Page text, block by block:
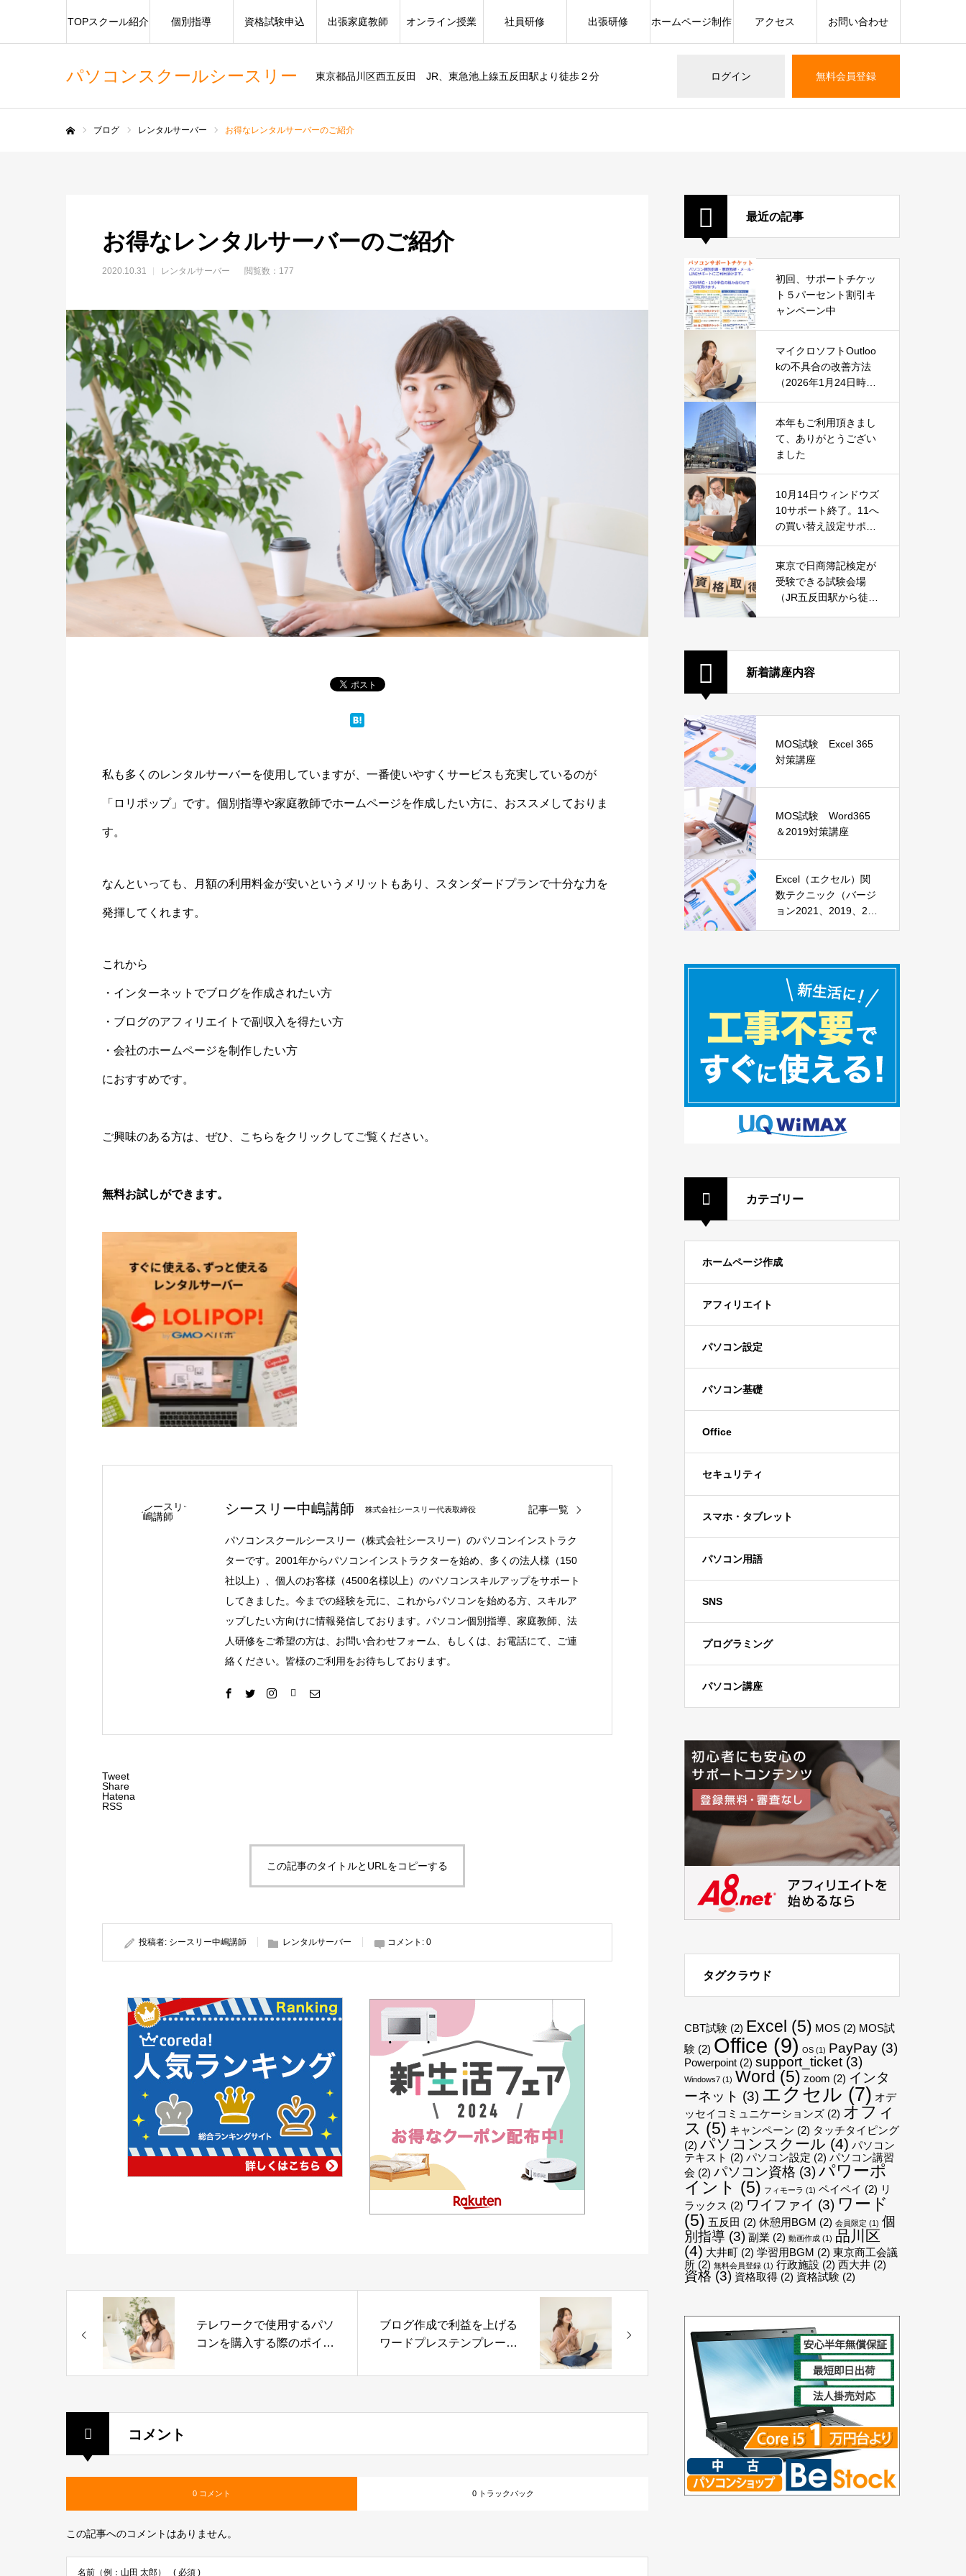
パソコンスクールシースリー 東京都品川区西五反田 JR、東急池上線五反田駅より徒歩２分 ログイン 無料会員登録
TOPスクール紹介 個別指導 資格試験申込 出張家庭教師 オンライン授業 社員研修 出張研修 ホームページ制作 アクセス お問い合わせ
ブログ レンタルサーバー お得なレンタルサーバーのご紹介
お得なレンタルサーバーのご紹介
2020.10.31 レンタルサーバー 閲覧数：177
私も多くのレンタルサーバーを使用していますが、一番使いやすくサービスも充実しているのが
「ロリポップ」です。個別指導や家庭教師でホームページを作成したい方に、おススメしておりま
す。
なんといっても、月額の利用料金が安いというメリットもあり、スタンダードプランで十分な力を
発揮してくれます。
これから
・インターネットでブログを作成されたい方
・ブログのアフィリエイトで副収入を得たい方
・会社のホームページを制作したい方
におすすめです。
ご興味のある方は、ぜひ、こちらをクリックしてご覧ください。
無料お試しができます。
シースリー中嶋講師 株式会社シースリー代表取締役 記事一覧
パソコンスクールシースリー（株式会社シースリー）のパソコンインストラク
ターです。2001年からパソコンインストラクターを始め、多くの法人様（150
社以上）、個人のお客様（4500名様以上）のパソコンスキルアップをサポート
してきました。今までの経験を元に、これからパソコンを始める方、スキルア
ップしたい方向けに情報発信しております。パソコン個別指導、家庭教師、法
人研修をご希望の方は、お問い合わせフォーム、もしくは、お電話にて、ご連
絡ください。皆様のご利用をお待ちしております。
Tweet
Share
Hatena
RSS
この記事のタイトルとURLをコピーする
投稿者: シースリー中嶋講師 レンタルサーバー コメント: 0
テレワークで使用するパソ
コンを購入する際のポイン
ブログ作成で利益を上げる
ワードプレステンプレート
コメント
0 コメント 0 トラックバック
この記事へのコメントはありません。
名前（例：山田 太郎） ( 必須 )
最近の記事
初回、サポートチケッ
ト５パーセント割引キ
ャンペーン中
マイクロソフトOutloo
kの不具合の改善方法
（2026年1月24日時
本年もご利用頂きまし
て、ありがとうござい
ました
10月14日ウィンドウズ
10サポート終了。11へ
の買い替え設定サポー
東京で日商簿記検定が
受験できる試験会場
（JR五反田駅から徒歩
新着講座内容
MOS試験 Excel 365
対策講座
MOS試験 Word365
＆2019対策講座
Excel（エクセル）関
数テクニック（バージ
ョン2021、2019、201
カテゴリー
ホームページ作成
アフィリエイト
パソコン設定
パソコン基礎
Office
セキュリティ
スマホ・タブレット
パソコン用語
SNS
プログラミング
パソコン講座
タグクラウド
CBT試験 (2) Excel (5) MOS (2) MOS試
験 (2) Office (9) OS (1) PayPay (3)
Powerpoint (2) support_ticket (3)
Windows7 (1) Word (5) zoom (2) インタ
ーネット (3) エクセル (7) オデ
ッセイコミュニケーションズ (2) オフィ
ス (5) キャンペーン (2) タッチタイピング
(2) パソコンスクール (4) パソコン
テキスト (2) パソコン設定 (2) パソコン講習
会 (2) パソコン資格 (3)パワーポ
イント (5) フィモーラ (1) ペイペイ (2) リ
ラックス (2) ワイファイ (3) ワード
(5) 五反田 (2) 休憩用BGM (2) 会員限定 (1) 個
別指導 (3) 副業 (2) 動画作成 (1) 品川区
(4) 大井町 (2) 学習用BGM (2) 東京商工会議
所 (2) 無料会員登録 (1) 行政施設 (2) 西大井 (2)
資格 (3) 資格取得 (2) 資格試験 (2)